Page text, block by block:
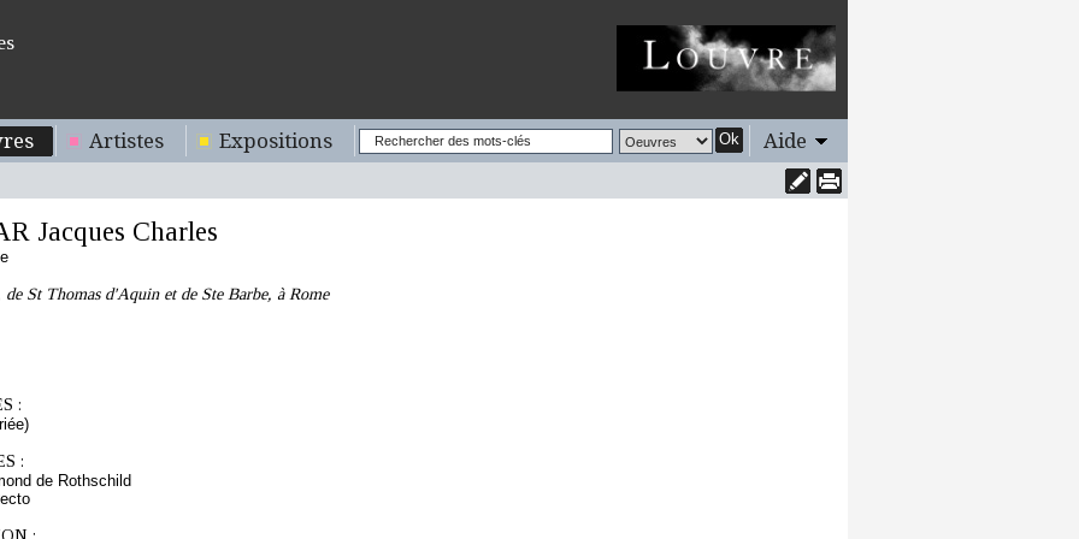
Artistes Expositions Ok Aide
Jacques Charles
de St Thomas d'Aquin et de Ste Barbe, à Rome
:
:
de Rothschild